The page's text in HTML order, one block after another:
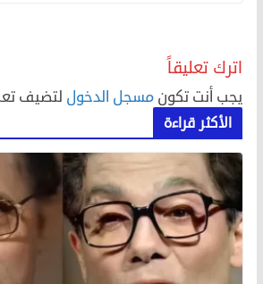
اترك تعليقاً
يجب أنت تكون مسجل الدخول لتضيف
الأكثر قراءة